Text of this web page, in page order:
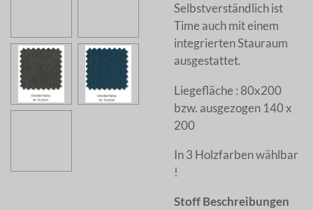
Selbstverständlich ist
Time auch mit einem
integrierten Stauraum
ausgestattet.
Liegefläche : 80x200
bzw. ausgezogen 140 x
200
In 3 Holzfarben wählbar
!
Stoff Beschreibungen